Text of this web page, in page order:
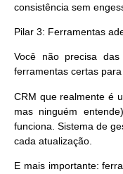
consistência sem
Pilar 3: Ferramentas
Você não precisa
ferramentas certas
CRM que realmente é
mas ninguém
funciona. Sistema de
cada atualização.
E mais importante: